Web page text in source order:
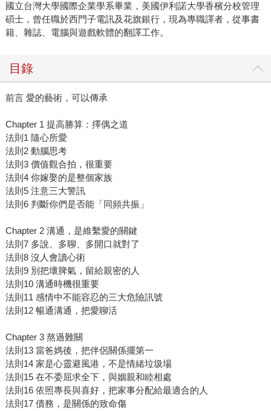
國立台灣大學國際企業學系畢業，美國伊利諾大學香檳分校管理
碩士，曾任職於西門子電訊及花旗銀行，現為專職譯者，從事書
籍、雜誌、電腦與遊戲軟體的翻譯工作。
目錄
前言 愛的藝術，可以傳承
Chapter 1 提高勝算：擇偶之道
法則1 隨心所愛
法則2 動腦思考
法則3 價值觀合拍，很重要
法則4 你嫁娶的是整個家族
法則5 注意三大警訊
法則6 判斷你們是否能「同頻共振」
Chapter 2 溝通，是維繫愛的關鍵
法則7 多說、多聊、多開口就對了
法則8 沒人會讀心術
法則9 別把壞脾氣，留給親密的人
法則10 溝通時機很重要
法則11 感情中不能容忍的三大危險訊號
法則12 暢通溝通，把愛聊活
Chapter 3 熬過難關
法則13 當爸媽後，把伴侶關係擺第一
法則14 家是心靈避風港，不是情緒垃圾場
法則15 在不委屈求全下，與姻親和睦相處
法則16 依照專長與喜好，把家事分配給最適合的人
法則17 債務，是關係的致命傷